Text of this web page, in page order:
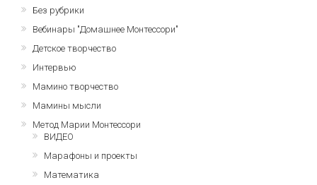
Без рубрики
Вебинары "Домашнее Монтессори"
Детское творчество
Интервью
Мамино творчество
Мамины мысли
Метод Марии Монтессори
ВИДЕО
Марафоны и проекты
Математика